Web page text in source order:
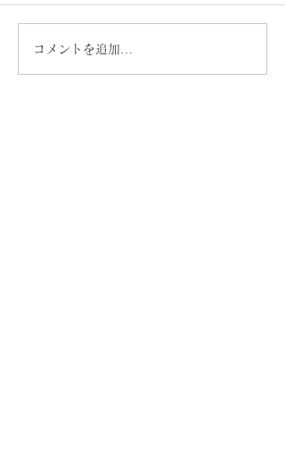
！会期延長！誠品生活日
コメントを追加…